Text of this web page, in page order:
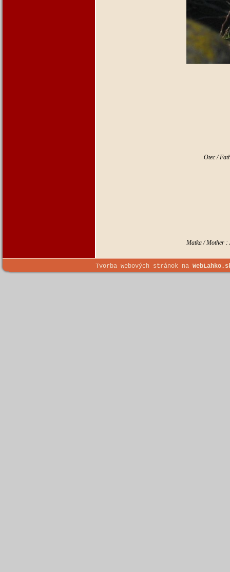
Otec /
Matka / Mother :
Tvorba webových stránok na